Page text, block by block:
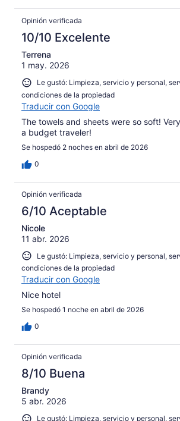
Opinión verificada
10/10 Excelente
Terrena
1 may. 2026
Le gustó: Limpieza, servicio y personal,
condiciones de la propiedad
Traducir con Google
The towels and sheets were so soft!
a budget traveler!
Se hospedó 2 noches en abril de 2026
0
Opinión verificada
6/10 Aceptable
Nicole
11 abr. 2026
Le gustó: Limpieza, servicio y personal,
condiciones de la propiedad
Traducir con Google
Nice hotel
Se hospedó 1 noche en abril de 2026
0
Opinión verificada
8/10 Buena
Brandy
5 abr. 2026
Le gustó: Limpieza, servicio y personal,